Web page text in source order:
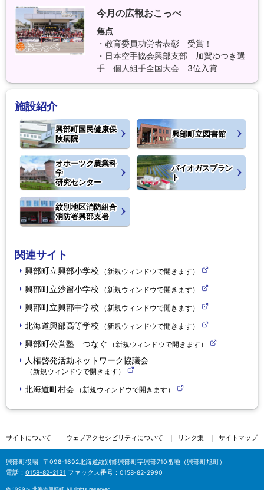
今月の広報おこっぺ
焦点
・教育委員功労者表彰 受賞！
・日本空手協会興部支部 加賀ゆつき選
手 個人組手全国大会 3位入賞
施設紹介
興部町国民健康保
険病院
興部町立図書館
オホーツク農業科
学
研究センター
バイオガスプラン
ト
紋別地区消防組合
消防署興部支署
関連サイト
興部町立興部小学校 （新規ウィンドウで開きます）
外
部
サ
イ
ト
)
興部町立沙留小学校 （新規ウィンドウで開きます）
外
部
サ
イ
)
興部町立興部中学校 （新規ウィンドウで開きます）
外
部
イ
北海道興部高等学校 （新規ウィンドウで開きます）
外
部
興部町公営塾 つなぐ （新規ウィンドウで開きます）
人権啓発活動ネットワーク協議会
（新規ウィンドウで開きます）
外
部
イ
北海道町村会 （新規ウィンドウで開きます）
部
ト
ッ
プ
に
サイトについて ウェブアクセシビリティについて リンク集 サイトマップ
興部町役場 〒098-1692北海道紋別郡興部町字興部710番地（興部町旭町）
電話： 0158-82-2131 ファックス番号：0158-82-2990